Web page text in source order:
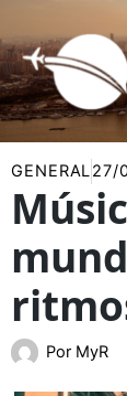
al
contenido
GENERAL27/
Por MyR